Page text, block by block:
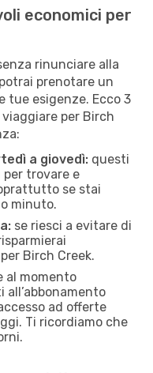
economici per
rinunciare alla
prenotare un
tue esigenze. Ecco 3
per Birch
a giovedì: questi
per trovare e
se stai
minuto.
se riesci a evitare di
Birch Creek.
al momento
all’abbonamento
ad offerte
Ti ricordiamo che